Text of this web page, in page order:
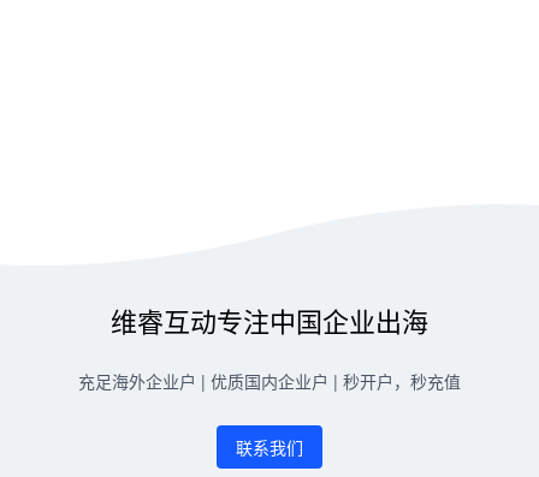
维睿互动专注中国企业出海
充足海外企业户 | 优质国内企业户 | 秒开户，秒充值
联系我们